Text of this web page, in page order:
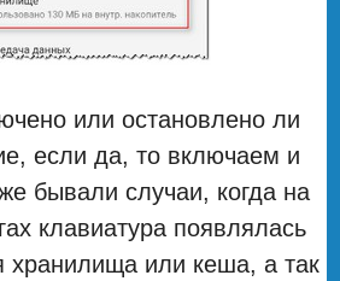
или остановлено ли
если да, то включаем и
бывали случаи, когда на
клавиатура появлялась
хранилища или кеша, а так